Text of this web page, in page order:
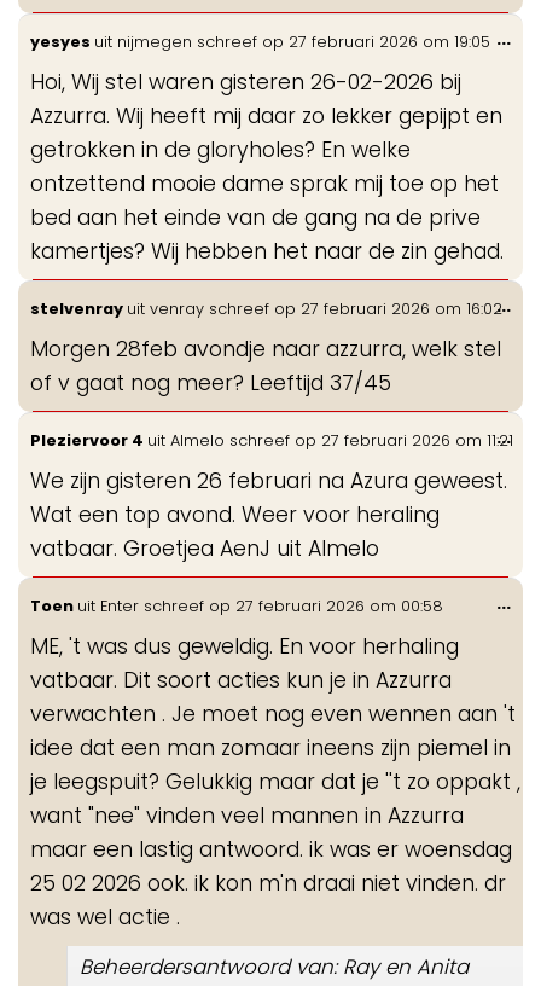
yesyes uit nijmegen schreef op 27 februari 2026 om 19:05
Hoi, Wij stel waren gisteren 26-02-2026 bij
Azzurra. Wij heeft mij daar zo lekker gepijpt en
getrokken in de gloryholes? En welke
ontzettend mooie dame sprak mij toe op het
bed aan het einde van de gang na de prive
kamertjes? Wij hebben het naar de zin gehad.
...
stelvenray uit venray schreef op 27 februari 2026 om 16:02
Morgen 28feb avondje naar azzurra, welk stel
of v gaat nog meer? Leeftijd 37/45
...
Pleziervoor 4 uit Almelo schreef op 27 februari 2026 om 11:21
We zijn gisteren 26 februari na Azura geweest.
Wat een top avond. Weer voor heraling
vatbaar. Groetjea AenJ uit Almelo
...
Toen uit Enter schreef op 27 februari 2026 om 00:58
ME, 't was dus geweldig. En voor herhaling
vatbaar. Dit soort acties kun je in Azzurra
verwachten . Je moet nog even wennen aan 't
idee dat een man zomaar ineens zijn piemel in
je leegspuit? Gelukkig maar dat je ''t zo oppakt ,
want "nee" vinden veel mannen in Azzurra
maar een lastig antwoord. ik was er woensdag
25 02 2026 ook. ik kon m'n draai niet vinden. dr
was wel actie .
Beheerdersantwoord van: Ray en Anita
...